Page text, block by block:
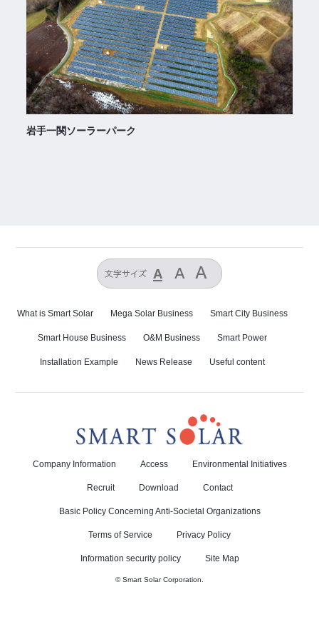
岩手一関ソーラーパーク
What is Smart Solar Mega Solar Business Smart City Business
Smart House Business O&M Business Smart Power
Installation Example News Release Useful content
Company Information Access Environmental Initiatives
Recruit Download Contact
Basic Policy Concerning Anti-Societal Organizations
Terms of Service Privacy Policy
Information security policy Site Map
© Smart Solar Corporation.